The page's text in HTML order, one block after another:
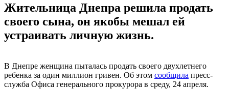
Жительница Днепра решила продать
своего сына, он якобы мешал ей
устраивать личную жизнь.
В Днепре женщина пыталась продать своего двухлетнего
ребенка за один миллион гривен. Об этом сообщила пресс-
служба Офиса генерального прокурора в среду, 24 апреля.